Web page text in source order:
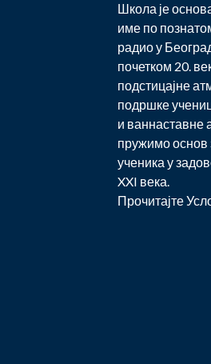
Школа је
име по
радио у
почетком 20.
подстицајне
подршке
и ваннаставне
пружимо основ
ученика у
XXI века.
Прочитајте